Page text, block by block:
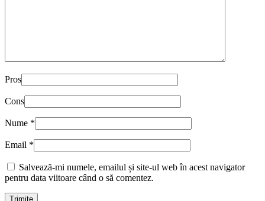
Pros
Cons
Nume *
Email *
Salvează-mi numele, emailul și site-ul web în acest navigator
pentru data viitoare când o să comentez.